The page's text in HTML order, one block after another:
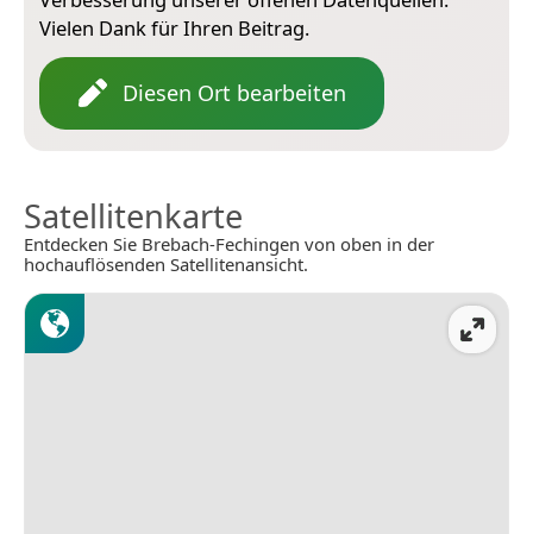
Vielen Dank für Ihren Beitrag.
Diesen Ort bearbeiten
Satellitenkarte
Entdecken Sie Brebach-Fechingen von oben in der
hochauflösenden Satellitenansicht.